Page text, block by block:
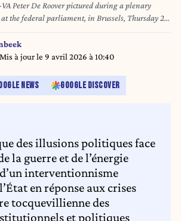
Peter De Roover pictured during a plenary
at the federal parliament, in Brussels, Thursday 27
DIRK WAEM
à jour le 9 avril 2026 à 10:40
NEWS GOOGLE DISCOVER
des illusions politiques face
la guerre et de l’énergie
interventionnisme
en réponse aux crises
tocquevillienne des
et politiques